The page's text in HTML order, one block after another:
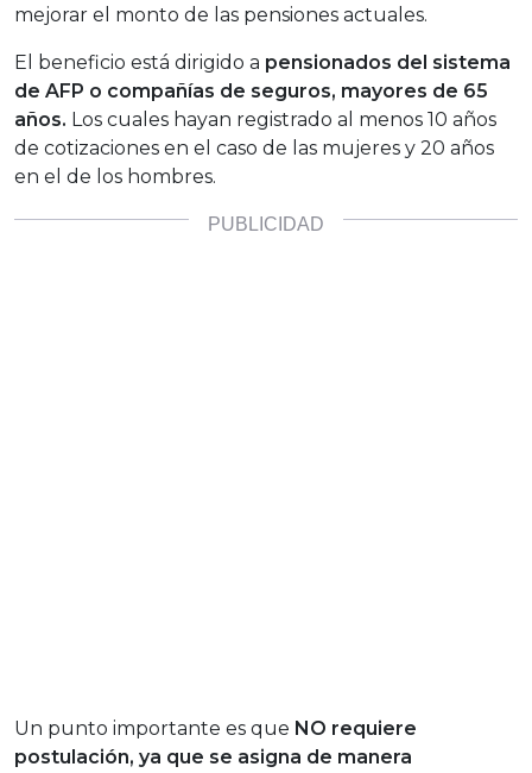
mejorar el monto de las pensiones actuales.
El beneficio está dirigido a pensionados del sistema
de AFP o compañías de seguros, mayores de 65
años. Los cuales hayan registrado al menos 10 años
de cotizaciones en el caso de las mujeres y 20 años
en el de los hombres.
Un punto importante es que NO requiere
postulación, ya que se asigna de manera